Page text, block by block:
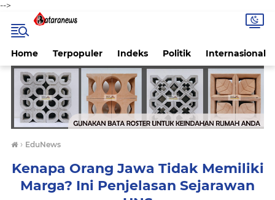
-->
Home Terpopuler Indeks Politik Internasional
› EduNews
Kenapa Orang Jawa Tidak Memiliki
Marga? Ini Penjelasan Sejarawan